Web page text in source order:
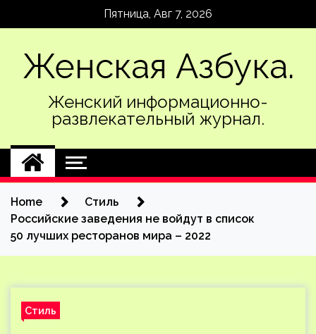
Пятница, Авг 7, 2026
Женская Азбука.
Женский информационно-
развлекательный журнал.
Home
Стиль
Российские заведения не войдут в список
50 лучших ресторанов мира – 2022
Стиль